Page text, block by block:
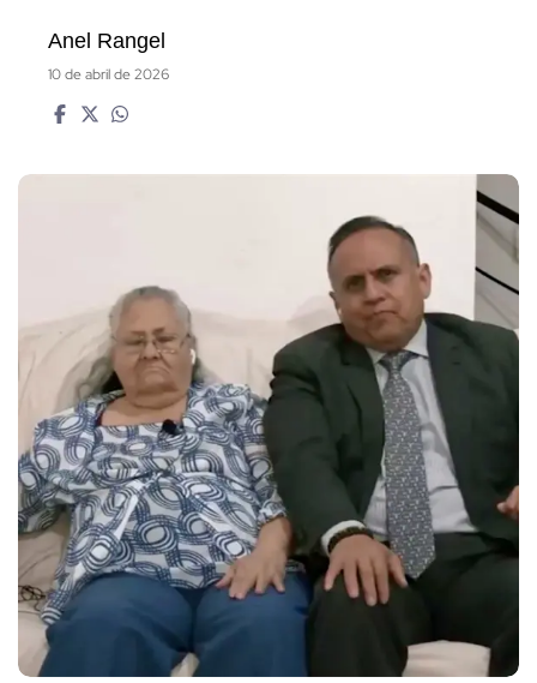
Anel Rangel
10 de abril de 2026